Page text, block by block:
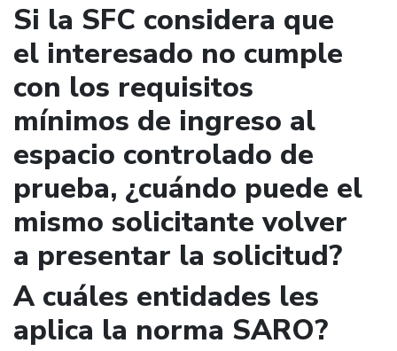
Si la SFC considera que
el interesado no cumple
con los requisitos
mínimos de ingreso al
espacio controlado de
prueba, ¿cuándo puede el
mismo solicitante volver
a presentar la solicitud?
A cuáles entidades les
aplica la norma SARO?